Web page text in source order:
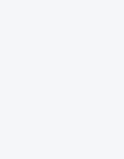
左側のメ
[1-2] 申
規約を確